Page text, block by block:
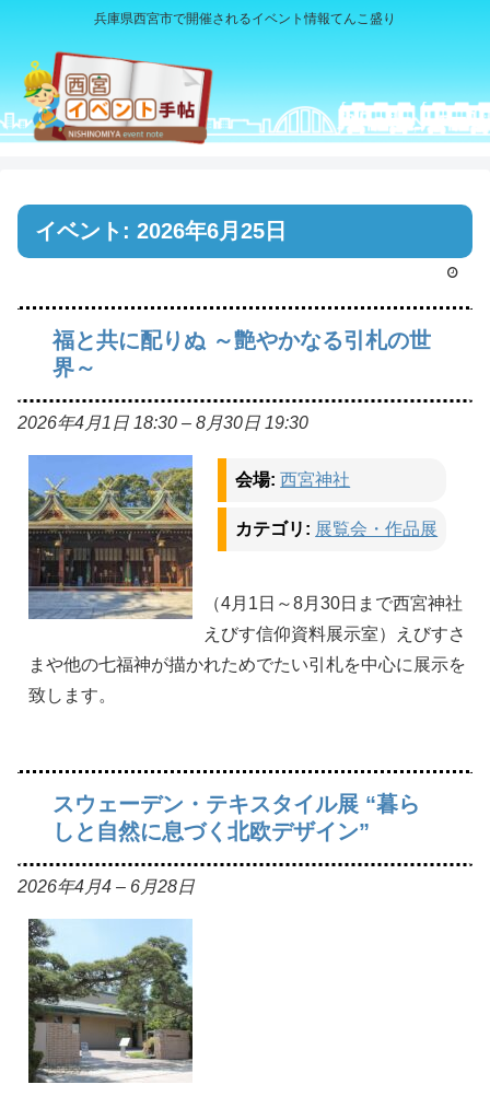
兵庫県西宮市で開催されるイベント情報てんこ盛り
イベント: 2026年6月25日
福と共に配りぬ ～艶やかなる引札の世
界～
2026年4月1日 18:30 – 8月30日 19:30
会場: 西宮神社
カテゴリ: 展覧会・作品展
（4月1日～8月30日まで西宮神社
えびす信仰資料展示室）えびすさ
まや他の七福神が描かれためでたい引札を中心に展示を
致します。
スウェーデン・テキスタイル展 “暮ら
しと自然に息づく北欧デザイン”
2026年4月4 – 6月28日